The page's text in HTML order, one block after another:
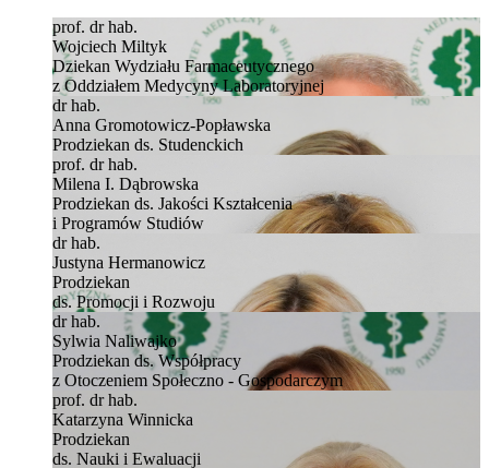
prof. dr hab.
Wojciech Miltyk
Dziekan Wydziału Farmaceutycznego
z Oddziałem Medycyny Laboratoryjnej
dr hab.
Anna Gromotowicz-Popławska
Prodziekan ds. Studenckich
prof. dr hab.
Milena I. Dąbrowska
Prodziekan ds. Jakości Kształcenia
i Programów Studiów
dr hab.
Justyna Hermanowicz
Prodziekan
ds. Promocji i Rozwoju
dr hab.
Sylwia Naliwajko
Prodziekan ds. Współpracy
z Otoczeniem Społeczno - Gospodarczym
prof. dr hab.
Katarzyna Winnicka
Prodziekan
ds. Nauki i Ewaluacji